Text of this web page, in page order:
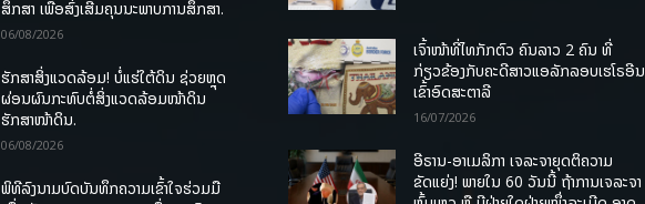
ສຶກສາ ເພື່ອສົ່ງເສີມຄຸນນະພາບການສຶກສາ.
06/08/2026
ຮັກສາສິ່ງແວດລ້ອມ! ບໍ່ແຮ່ໃຕ້ດິນ ຊ່ວຍຫຼຸດ
ຜ່ອນຜົນກະທົບຕໍ່ສິ່ງແວດລ້ອມໜ້າດິນ
ຮັກສາໜ້າດິນ.
06/08/2026
ພິທີລົງນາມບົດບັນທຶກຄວາມເຂົ້າໃຈຮ່ວມມື
ເຈົ້າໜ້າທີ່ໄທກັກຕົວ ຄົນລາວ 2 ຄົນ ທີ່
ກ່ຽວຂ້ອງກັບຄະດີສາວແອລັກລອບເຮໂຣອີນ
ເຂົ້າອົດສະຕາລີ
16/07/2026
ອີຣານ-ອາເມລິກາ ເຈລະຈາຍຸດຕິຄວາມ
ຂັດແຍ່ງ! ພາຍໃນ 60 ວັນນີ້ ຖ້າການເຈລະຈາ